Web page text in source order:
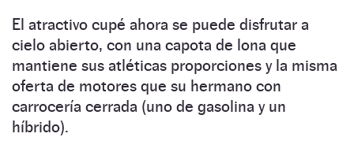
El atractivo cupé ahora se puede disfrutar a
cielo abierto, con una capota de lona que
mantiene sus atléticas proporciones y la misma
oferta de motores que su hermano con
carrocería cerrada (uno de gasolina y un
híbrido).